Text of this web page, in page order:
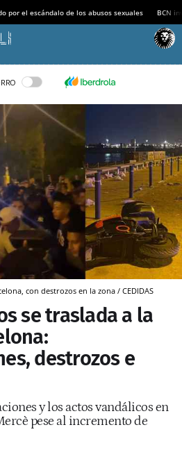
por el escándalo de los abusos sexuales BCN
con destrozos en la zona / CEDIDAS
se traslada a la
destrozos e
y los actos vandálicos en
pese al incremento de